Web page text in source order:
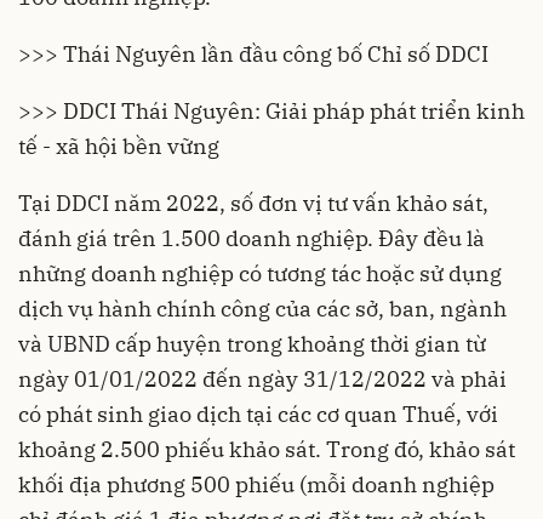
>>> Thái Nguyên lần đầu công bố Chỉ số DDCI
>>> DDCI Thái Nguyên: Giải pháp phát triển kinh
tế - xã hội bền vững
Tại DDCI năm 2022, số đơn vị tư vấn khảo sát,
đánh giá trên 1.500 doanh nghiệp. Đây đều là
những doanh nghiệp có tương tác hoặc sử dụng
dịch vụ hành chính công của các sở, ban, ngành
và UBND cấp huyện trong khoảng thời gian từ
ngày 01/01/2022 đến ngày 31/12/2022 và phải
có phát sinh giao dịch tại các cơ quan Thuế, với
khoảng 2.500 phiếu khảo sát. Trong đó, khảo sát
khối địa phương 500 phiếu (mỗi doanh nghiệp